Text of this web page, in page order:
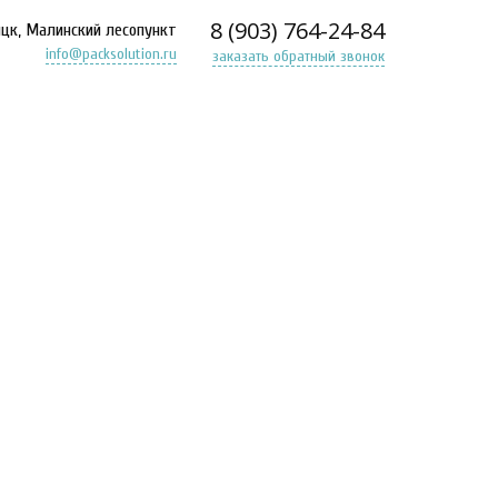
Малинский лесопункт
info@packsolution.ru
8 (903) 764-24-84
заказать обратный звонок